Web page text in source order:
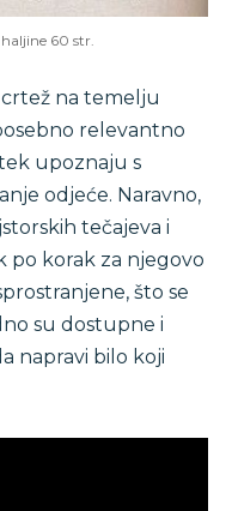
60 str.
na temelju
relevantno
upoznaju s
odjeće. Naravno,
tečajeva i
po korak za njegovo
što se
su dostupne i
napravi bilo koji